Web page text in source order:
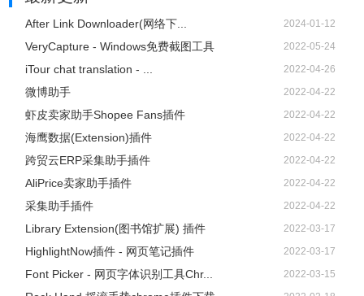
After Link Downloader(网络下... 2024-01-12
VeryCapture - Windows免费截图工具 2022-05-24
iTour chat translation - ... 2022-04-26
微博助手 2022-04-22
虾皮卖家助手Shopee Fans插件 2022-04-22
海鹰数据(Extension)插件 2022-04-22
跨贸云ERP采集助手插件 2022-04-22
AliPrice卖家助手插件 2022-04-22
采集助手插件 2022-04-22
Library Extension(图书馆扩展) 插件 2022-03-17
HighlightNow插件 - 网页笔记插件 2022-03-17
Font Picker - 网页字体识别工具Chr... 2022-03-15